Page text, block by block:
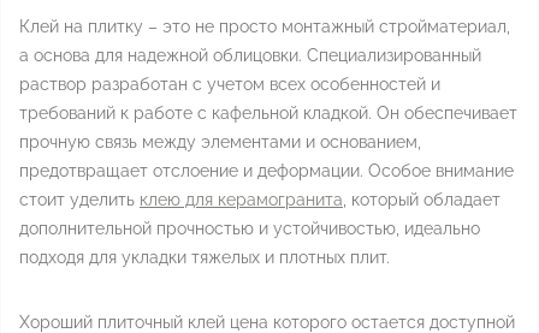
Клей на плитку – это не просто монтажный стройматериал,
а основа для надежной облицовки. Специализированный
раствор разработан с учетом всех особенностей и
требований к работе с кафельной кладкой. Он обеспечивает
прочную связь между элементами и основанием,
предотвращает отслоение и деформации. Особое внимание
стоит уделить клею для керамогранита , который обладает
дополнительной прочностью и устойчивостью, идеально
подходя для укладки тяжелых и плотных плит.
Хороший плиточный клей цена которого остается доступной